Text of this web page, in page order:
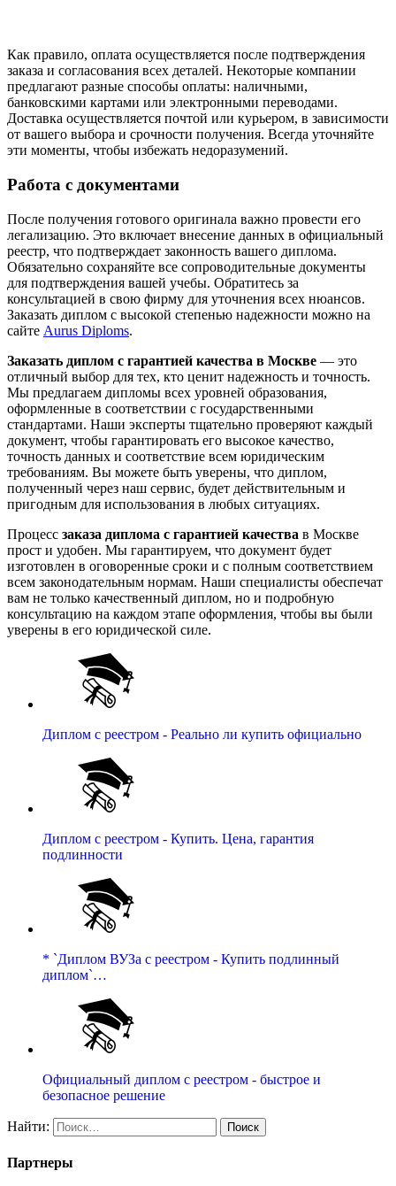
Как правило, оплата осуществляется после подтверждения
заказа и согласования всех деталей. Некоторые компании
предлагают разные способы оплаты: наличными,
банковскими картами или электронными переводами.
Доставка осуществляется почтой или курьером, в зависимости
от вашего выбора и срочности получения. Всегда уточняйте
эти моменты, чтобы избежать недоразумений.
Работа с документами
После получения готового оригинала важно провести его
легализацию. Это включает внесение данных в официальный
реестр, что подтверждает законность вашего диплома.
Обязательно сохраняйте все сопроводительные документы
для подтверждения вашей учебы. Обратитесь за
консультацией в свою фирму для уточнения всех нюансов.
Заказать диплом с высокой степенью надежности можно на
сайте Aurus Diploms.
Заказать диплом с гарантией качества в Москве — это
отличный выбор для тех, кто ценит надежность и точность.
Мы предлагаем дипломы всех уровней образования,
оформленные в соответствии с государственными
стандартами. Наши эксперты тщательно проверяют каждый
документ, чтобы гарантировать его высокое качество,
точность данных и соответствие всем юридическим
требованиям. Вы можете быть уверены, что диплом,
полученный через наш сервис, будет действительным и
пригодным для использования в любых ситуациях.
Процесс заказа диплома с гарантией качества в Москве
прост и удобен. Мы гарантируем, что документ будет
изготовлен в оговоренные сроки и с полным соответствием
всем законодательным нормам. Наши специалисты обеспечат
вам не только качественный диплом, но и подробную
консультацию на каждом этапе оформления, чтобы вы были
уверены в его юридической силе.
Диплом с реестром - Реально ли купить официально
Диплом с реестром - Купить. Цена, гарантия
подлинности
* `Диплом ВУЗа с реестром - Купить подлинный
диплом`…
Официальный диплом с реестром - быстрое и
безопасное решение
Найти:
Партнеры